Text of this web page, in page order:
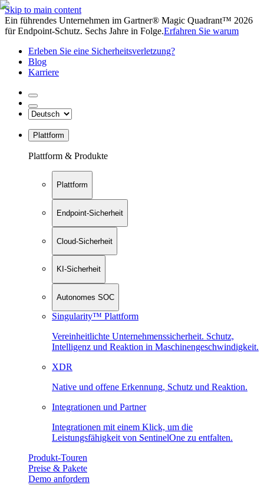
Skip to main content
Ein führendes Unternehmen im Gartner® Magic Quadrant™ 2026
für Endpoint-Schutz. Sechs Jahre in Folge.Erfahren Sie warum
Erleben Sie eine Sicherheitsverletzung?
Blog
Karriere
Plattform
Plattform & Produkte
Plattform
Endpoint-Sicherheit
Cloud-Sicherheit
KI-Sicherheit
Autonomes SOC
Singularity™ Plattform
Vereinheitlichte Unternehmenssicherheit. Schutz,
Intelligenz und Reaktion in Maschinen­geschwindigkeit.
XDR
Native und offene Erkennung, Schutz und Reaktion.
Integrationen und Partner
Integrationen mit einem Klick, um die
Leistungsfähigkeit von SentinelOne zu entfalten.
Produkt-Touren
Preise & Pakete
Demo anfordern